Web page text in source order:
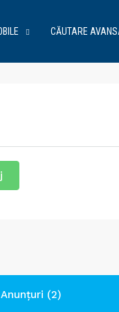
CĂUTARE
Anunțuri (2)